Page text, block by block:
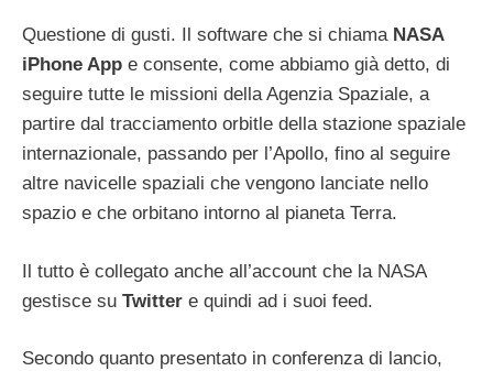
Questione di gusti. Il software che si chiama NASA
iPhone App e consente, come abbiamo già detto, di
seguire tutte le missioni della Agenzia Spaziale, a
partire dal tracciamento orbitle della stazione spaziale
internazionale, passando per l’Apollo, fino al seguire
altre navicelle spaziali che vengono lanciate nello
spazio e che orbitano intorno al pianeta Terra.
Il tutto è collegato anche all’account che la NASA
gestisce su Twitter e quindi ad i suoi feed.
Secondo quanto presentato in conferenza di lancio,